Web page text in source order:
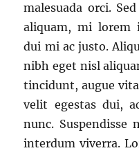
malesuada orci.
aliquam, mi lorem
dui mi ac justo.
nibh eget nisl
tincidunt, augue
velit egestas dui,
nunc. Suspendisse
interdum viverra.